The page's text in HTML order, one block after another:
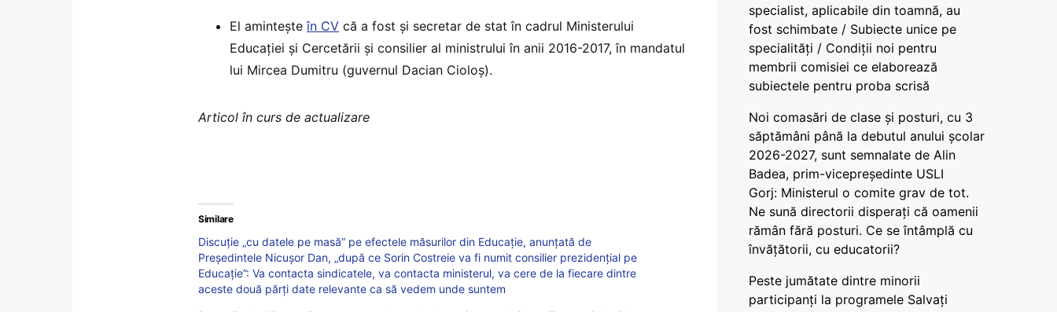
El aminteșteîn CV că a fost și secretar de stat în cadrul Ministerului
Educației și Cercetării și consilier al ministrului în anii 2016-2017, în mandatul
lui Mircea Dumitru (guvernul Dacian Cioloș).
Articol în curs de actualizare
Similare
Discuție „cu datele pe masă” pe efectele măsurilor din Educație, anunțată de
Președintele Nicușor Dan, „după ce Sorin Costreie va fi numit consilier prezidențial pe
Educație”: Va contacta sindicatele, va contacta ministerul, va cere de la fiecare dintre
aceste două părți date relevante ca să vedem unde suntem
specialist, aplicabile din toamnă, au
fost schimbate / Subiecte unice pe
specialități / Condiții noi pentru
membrii comisiei ce elaborează
subiectele pentru proba scrisă
Noi comasări de clase și posturi, cu 3
săptămâni până la debutul anului școlar
2026-2027, sunt semnalate de Alin
Badea, prim-vicepreședinte USLI
Gorj: Ministerul o comite grav de tot.
Ne sună directorii disperați că oamenii
rămân fără posturi. Ce se întâmplă cu
învățătorii, cu educatorii?
Peste jumătate dintre minorii
participanți la programele Salvați